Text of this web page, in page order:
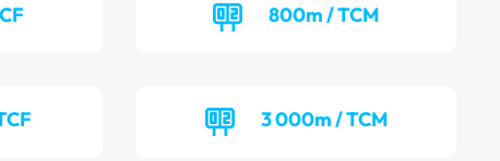
800m / TCM
3 000m / TCM